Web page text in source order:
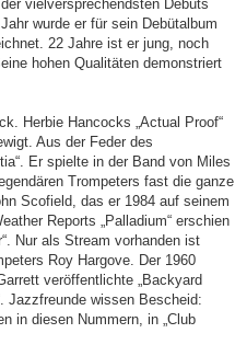
vielversprechendsten Debüts
wurde er für sein Debütalbum
22 Jahre ist er jung, noch
hohen Qualitäten demonstriert
Herbie Hancocks „Actual Proof“
Aus der Feder des
Er spielte in der Band von Miles
Trompeters fast die ganze
Scofield, das er 1984 auf seinem
Reports „Palladium“ erschien
Nur als Stream vorhanden ist
Roy Hargove. Der 1960
veröffentlichte „Backyard
Jazzfreunde wissen Bescheid:
in diesen Nummern, in „Club